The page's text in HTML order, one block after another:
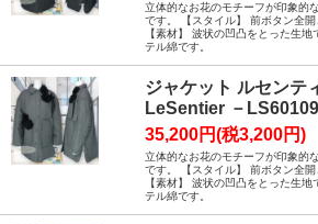
立体的なお花のモチーフが印象的
です。 【スタイル】 前ボタン全開
【素材】 波状の凹凸をとった生
テル綿です。
ジャケット ルセンテ
LeSentier －
35,200円(税3,200円)
立体的なお花のモチーフが印象的
です。 【スタイル】 前ボタン全開
【素材】 波状の凹凸をとった生
テル綿です。